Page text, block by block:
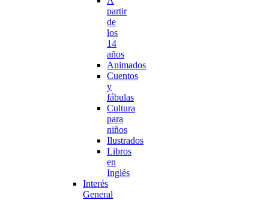
partir
de
los
14
años
Animados
Cuentos
y
fábulas
Cultura
para
niños
Ilustrados
Libros
en
Inglés
Interés
General